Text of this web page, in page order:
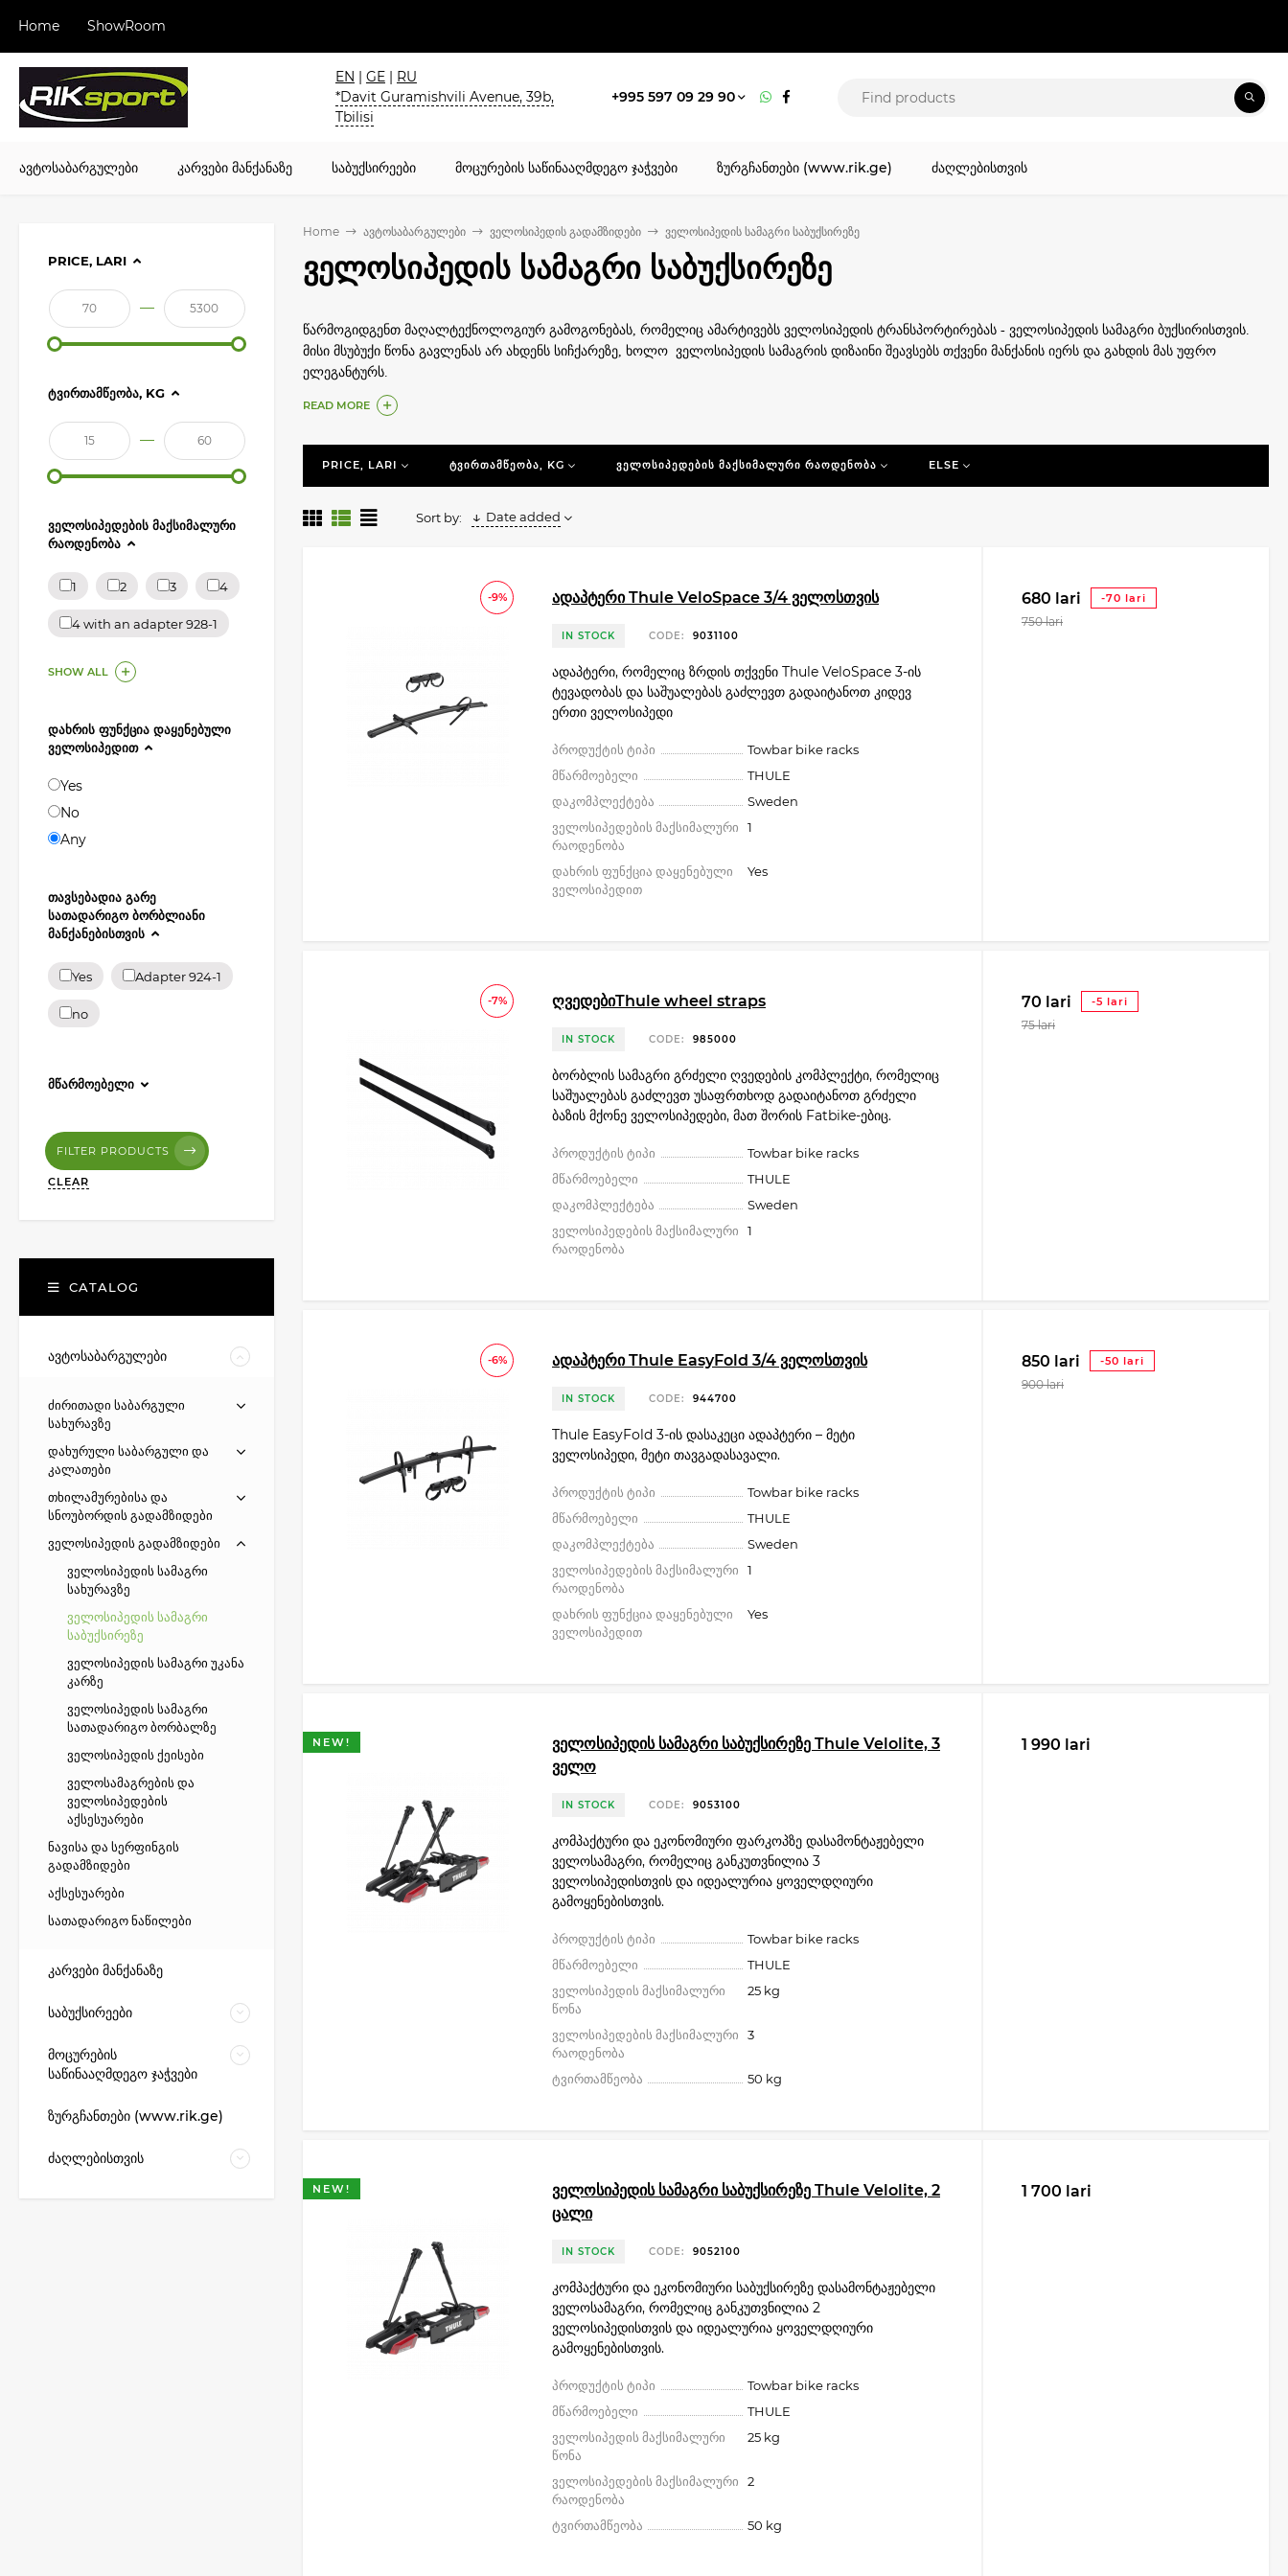
Home ShowRoom
EN | GE| RU
*Davit Guramishvili Avenue, 39b,
Tbilisi
+995 597 09 29 90
ავტოსაბარგულები კარვები მანქანაზე საბუქსირეები მოცურების საწინააღმდეგო ჯაჭვები ზურგჩანთები (www.rik.ge) ძაღლებისთვის
Home ავტოსაბარგულები ველოსიპედის გადამზიდები ველოსიპედის სამაგრი საბუქსირეზე
ველოსიპედის სამაგრი საბუქსირეზე
წარმოგიდგენთ მაღალტექნოლოგიურ გამოგონებას, რომელიც ამარტივებს ველოსიპედის ტრანსპორტირებას - ველოსიპედის სამაგრი ბუქსირისთვის.
მისი მსუბუქი წონა გავლენას არ ახდენს სიჩქარეზე, ხოლო ველოსიპედის სამაგრის დიზაინი შეავსებს თქვენი მანქანის იერს და გახდის მას უფრო
ელეგანტურს.
ლოსიპედის სამაგრი საბუქსირეზე არის საუკეთესო ასისტენტი ქალაქგარე აქტივობებისთვის, ან უბრალოდ მოგზაურობისთვის, აგარაკზე ან დისტანციურ
ჩვენთან ნახავთ Thule-ს, Menabo-ს Cruz-ის ველოსიპედის სამაგრების ყველაზე მომგებიან ვარიანტებს.
შეარჩევენ როგორც საბუქსირეს, ასევე ველოსიპედის გადამზიდს თქვენი მანქანისთვის.
READ MORE
PRICE, LARI ᲢᲕᲘᲠᲗᲐᲛᲬᲔᲝᲑᲐ, KG ᲕᲔᲚᲝᲡᲘᲞᲔᲓᲔᲑᲘᲡ ᲛᲐᲥᲡᲘᲛᲐᲚᲣᲠᲘ ᲠᲐᲝᲓᲔᲜᲝᲑᲐ ELSE
Sort by: Date added
-9% ადაპტერი Thule VeloSpace 3/4 ველოსთვის
IN STOCK CODE: 9031100
ადაპტერი, რომელიც ზრდის თქვენი Thule VeloSpace 3-ის
ტევადობას და საშუალებას გაძლევთ გადაიტანოთ კიდევ
ერთი ველოსიპედი
პროდუქტის ტიპი
Towbar bike racks
მწარმოებელი
THULE
დაკომპლექტება
Sweden
ველოსიპედების მაქსიმალური
რაოდენობა
1
დახრის ფუნქცია დაყენებული
ველოსიპედით
Yes
680 lari -70 lari
750 lari
-7% ღვედებიThule wheel straps
IN STOCK CODE: 985000
ბორბლის სამაგრი გრძელი ღვედების კომპლექტი, რომელიც
საშუალებას გაძლევთ უსაფრთხოდ გადაიტანოთ გრძელი
ბაზის მქონე ველოსიპედები, მათ შორის Fatbike-ებიც.
პროდუქტის ტიპი
Towbar bike racks
მწარმოებელი
THULE
დაკომპლექტება
Sweden
ველოსიპედების მაქსიმალური
რაოდენობა
1
70 lari -5 lari
75 lari
-6% ადაპტერი Thule EasyFold 3/4 ველოსთვის
IN STOCK CODE: 944700
Thule EasyFold 3-ის დასაკეცი ადაპტერი – მეტი
ველოსიპედი, მეტი თავგადასავალი.
პროდუქტის ტიპი
Towbar bike racks
მწარმოებელი
THULE
დაკომპლექტება
Sweden
ველოსიპედების მაქსიმალური
რაოდენობა
1
დახრის ფუნქცია დაყენებული
ველოსიპედით
Yes
850 lari -50 lari
900 lari
NEW!
ველოსიპედის სამაგრი საბუქსირეზე Thule Velolite, 3
ველო
IN STOCK CODE: 9053100
კომპაქტური და ეკონომიური ფარკოპზე დასამონტაჟებელი
ველოსამაგრი, რომელიც განკუთვნილია 3
ველოსიპედისთვის და იდეალურია ყოველდღიური
გამოყენებისთვის.
პროდუქტის ტიპი
Towbar bike racks
მწარმოებელი
THULE
ველოსიპედის მაქსიმალური
წონა
25 kg
ველოსიპედების მაქსიმალური
რაოდენობა
3
ტვირთამწეობა 50 kg
1 990 lari
NEW!
ველოსიპედის სამაგრი საბუქსირეზე Thule Velolite, 2
ცალი
IN STOCK CODE: 9052100
კომპაქტური და ეკონომიური საბუქსირეზე დასამონტაჟებელი
ველოსამაგრი, რომელიც განკუთვნილია 2
ველოსიპედისთვის და იდეალურია ყოველდღიური
გამოყენებისთვის.
პროდუქტის ტიპი
Towbar bike racks
მწარმოებელი
THULE
ველოსიპედის მაქსიმალური
წონა
25 kg
ველოსიპედების მაქსიმალური
რაოდენობა
2
ტვირთამწეობა 50 kg
1 700 lari
PRICE, LARI
—
ᲢᲕᲘᲠᲗᲐᲛᲬᲔᲝᲑᲐ, KG
—
ᲕᲔᲚᲝᲡᲘᲞᲔᲓᲔᲑᲘᲡ ᲛᲐᲥᲡᲘᲛᲐᲚᲣᲠᲘ
ᲠᲐᲝᲓᲔᲜᲝᲑᲐ
1 2 3 4
4 with an adapter 928-1
SHOW ALL
ᲓᲐᲮᲠᲘᲡ ᲤᲣᲜᲥᲪᲘᲐ ᲓᲐᲧᲔᲜᲔᲑᲣᲚᲘ
ᲕᲔᲚᲝᲡᲘᲞᲔᲓᲘᲗ
Yes
No
Any
ᲗᲐᲕᲡᲔᲑᲐᲓᲘᲐ ᲒᲐᲠᲔ
ᲡᲐᲗᲐᲓᲐᲠᲘᲒᲝ ᲑᲝᲠᲑᲚᲘᲐᲜᲘ
ᲛᲐᲜᲥᲐᲜᲔᲑᲘᲡᲗᲕᲘᲡ
Yes Adapter 924-1
no
ᲛᲬᲐᲠᲛᲝᲔᲑᲔᲚᲘ
FILTER PRODUCTS
CLEAR
CATALOG
ავტოსაბარგულები
ძირითადი საბარგული
სახურავზე
დახურული საბარგული და
კალათები
თხილამურებისა და
სნოუბორდის გადამზიდები
ველოსიპედის გადამზიდები
ველოსიპედის სამაგრი
სახურავზე
ველოსიპედის სამაგრი
საბუქსირეზე
ველოსიპედის სამაგრი უკანა
კარზე
ველოსიპედის სამაგრი
სათადარიგო ბორბალზე
ველოსიპედის ქეისები
ველოსამაგრების და
ველოსიპედების
აქსესუარები
ნავისა და სერფინგის
გადამზიდები
აქსესუარები
სათადარიგო ნაწილები
კარვები მანქანაზე
საბუქსირეები
მოცურების
საწინააღმდეგო ჯაჭვები
ზურგჩანთები (www.rik.ge)
ძაღლებისთვის